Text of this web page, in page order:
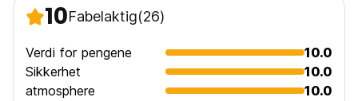
10Fabelaktig(26)
Verdi for pengene
10.0
Sikkerhet
10.0
atmosphere
10.0